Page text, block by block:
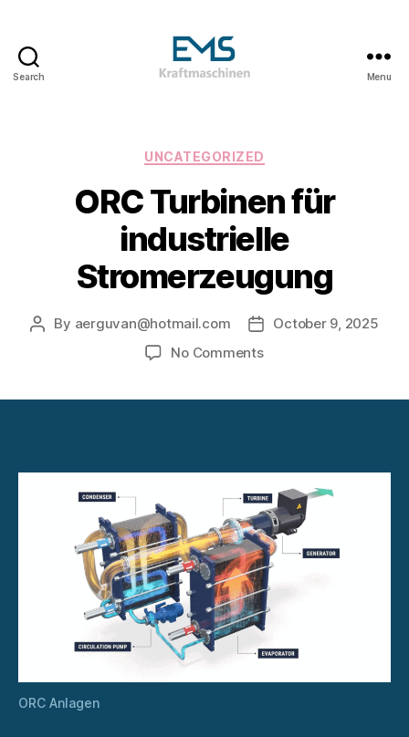
Search
&
Anlagen
&
Holzvergasungsanlagen
Menu
Categories
UNCATEGORIZED
ORC Turbinen für
industrielle
Stromerzeugung
Post
By aerguvan@hotmail.com
PostOctober 9, 2025
No Commentson
ORC Anlagen